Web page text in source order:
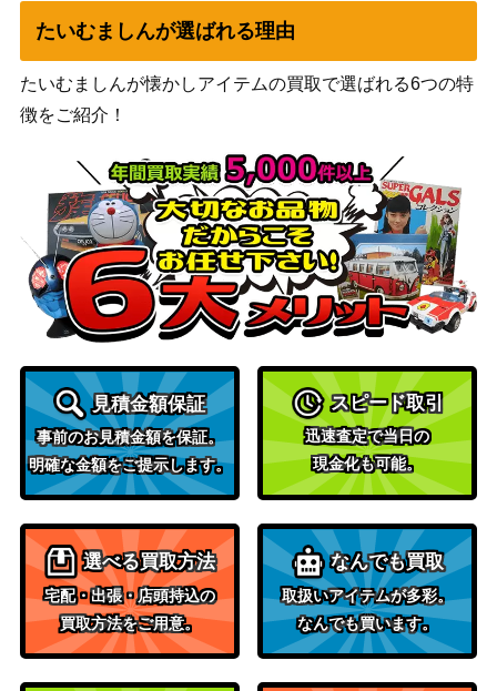
［Foil］撲滅する戦乙女/Eradicator Val
イム）
シヴの壊滅者/Shivan Devastator [DM
ミナリア）
核の占い師、ジン＝ギタクシアス/Jin-
Gitaxias, Core Augur【NPH】《日》
（新たなる
ファイレク
シア）
600
墓所の照光者/Cemetery Illuminator[V
OW]《日》
ラード：真
紅の契り）
銅線の地溝/Copperline Gorge[SOM]
《日》
（ミラディ
ンの傷跡）
400
敏捷なこそ泥、ラガバン/Ragavan, Ni
mble Pilferer ボーダーレス[MH2]
（モダンホ
ライゾン2）
5,500
ドミナリアの英雄、テフェリー/Teferi,
Hero of Dominaria【DOM】
（ドミナリ
3,000
たいむましんが選ばれる理由
たいむましんが懐かしアイテムの買取で選ばれる6つの特
徴をご紹介！
見積金額保証
事前のお見積金額を保証。
明確な金額をご提示します。
スピード取引
迅速査定で当日の
現金化も可能。
選べる買取方法
宅配・出張・店頭持込の
買取方法をご用意。
なんでも買取
取扱いアイテムが多彩。
なんでも買います。